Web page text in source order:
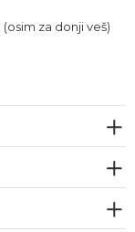
(osim za donji veš)